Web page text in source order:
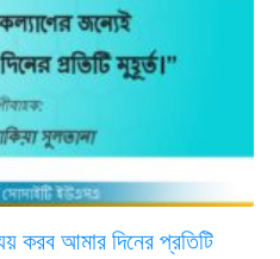
করব আমার দিনের প্রতিটি